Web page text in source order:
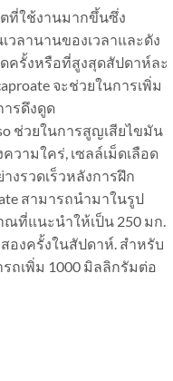
ตที่ใช้งานมากขึ้นซึ่ง
วลานานของเวลาและดัง
ครั้งหรือที่สูงสุดสัปดาห์ละ
จะช่วยในการเพิ่ม
ารดึงดูด
ช่วยในการสูญเสียไขมัน
วามใคร่, เซลล์เม็ดเลือด
งรวดเร็วหลังการฝึก
สามารถนำมาในรูป
ที่แนะนำให้เป็น 250 มก.
องครั้งในสัปดาห์. สำหรับ
ถเพิ่ม 1000 มิลลิกรัมต่อ